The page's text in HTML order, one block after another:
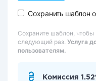
Сохранить шаблон
Сохраните шаблон, чтобы
следующий раз. Услуга
пользователям.
Комиссия